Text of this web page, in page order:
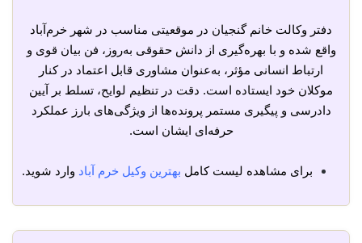
دفتر وکالت خانم گنجیان در موقعیتی مناسب در شهر خرم‌آباد
واقع شده و با بهره‌گیری از دانش حقوقی به‌روز، فن بیان قوی و
ارتباط انسانی مؤثر، به‌عنوان مشاوری قابل اعتماد در کنار
موکلان خود ایستاده است. دقت در تنظیم لوایح، تسلط بر آیین
دادرسی و پیگیری مستمر پرونده‌ها از ویژگی‌های بارز عملکرد
حرفه‌ای ایشان است.
برای مشاهده لیست کامل بهترین وکیل خرم آباد وارد شوید.